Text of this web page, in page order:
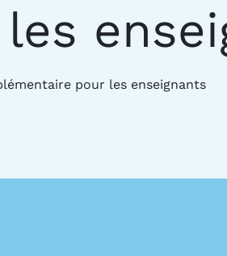
pour les enseignants